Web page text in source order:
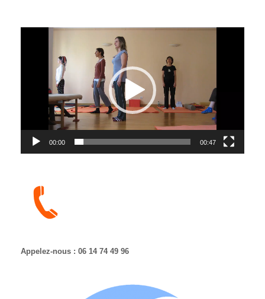
00:00 00:47
Appelez-nous : 06 14 74 49 96